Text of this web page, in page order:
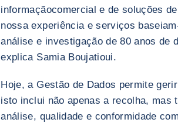
informaçãocomercial e de soluções
nossa experiência e serviços
análise e investigação de 80 anos de
explica Samia Boujatioui.
Hoje, a Gestão de Dados permite
isto inclui não apenas a recolha, mas
análise, qualidade e conformidade